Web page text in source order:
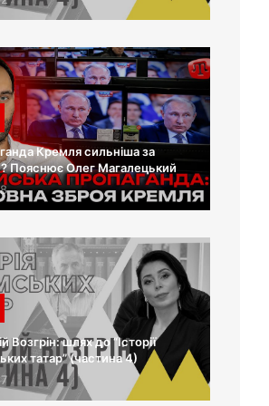
Кремля сильніша за
Пояснює Олег Магалецький
Возгрін: шлях до “Історії
татар” (частина 4)